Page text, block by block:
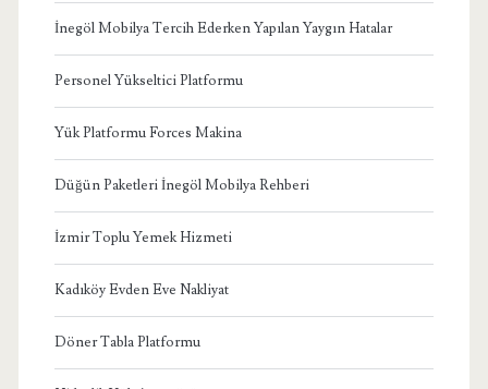
İnegöl Mobilya Tercih Ederken Yapılan Yaygın Hatalar
Personel Yükseltici Platformu
Yük Platformu Forces Makina
Düğün Paketleri İnegöl Mobilya Rehberi
İzmir Toplu Yemek Hizmeti
Kadıköy Evden Eve Nakliyat
Döner Tabla Platformu